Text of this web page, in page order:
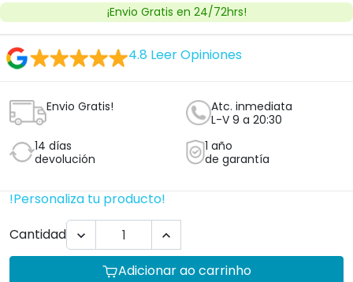
¡Envio Gratis en 24/72hrs!
4.8 Leer Opiniones
Envio Gratis!
Atc. inmediata
L-V 9 a 20:30
14 días
devolución
1 año
de garantía
!Personaliza tu producto!
Cantidad
 
Adicionar ao carrinho